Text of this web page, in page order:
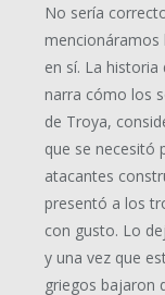
No sería
mencionáramos
en sí. La historia
narra cómo los
de Troya,
que se necesitó
atacantes
presentó a los
con gusto. Lo
y una vez que
griegos bajaron